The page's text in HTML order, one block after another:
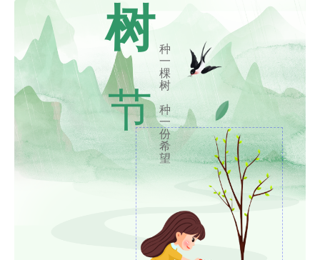
树
节
种
一
棵
树
种
一
份
希
望